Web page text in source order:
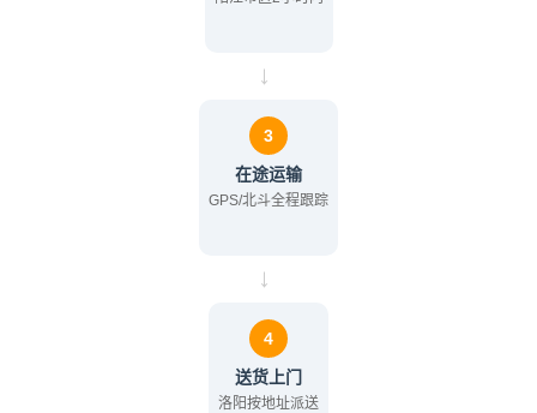
→
3
在途运输
GPS/北斗全程跟踪
→
4
送货上门
洛阳按地址派送